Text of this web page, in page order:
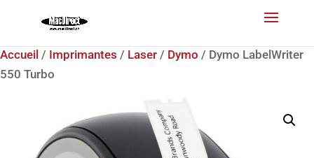
Accueil / Imprimantes / Laser / Dymo / Dymo LabelWriter
550 Turbo